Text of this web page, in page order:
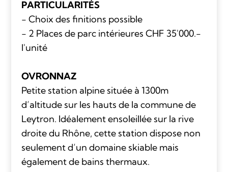
PARTICULARITÉS
- Choix des finitions possible
- 2 Places de parc intérieures CHF 35'000.-
l'unité
OVRONNAZ
Petite station alpine située à 1300m
d’altitude sur les hauts de la commune de
Leytron. Idéalement ensoleillée sur la rive
droite du Rhône, cette station dispose non
seulement d’un domaine skiable mais
également de bains thermaux.